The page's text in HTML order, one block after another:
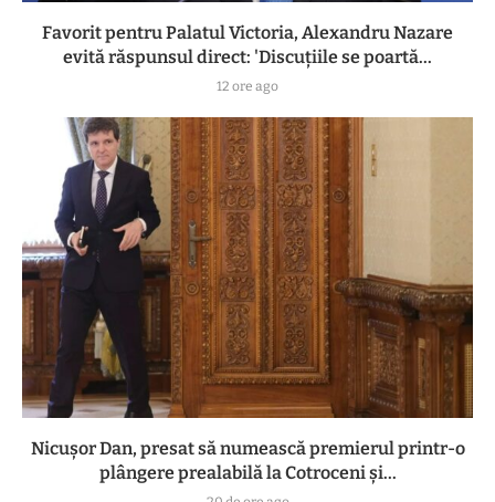
Favorit pentru Palatul Victoria, Alexandru Nazare
evită răspunsul direct: 'Discuțiile se poartă...
12 ore ago
Nicușor Dan, presat să numească premierul printr-o
plângere prealabilă la Cotroceni și...